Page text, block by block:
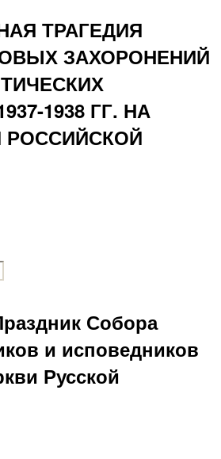
ТРАГЕДИЯ
ЗАХОРОНЕНИЙ
1938 ГГ. НА
РОССИЙСКОЙ
Собора
и исповедников
Русской